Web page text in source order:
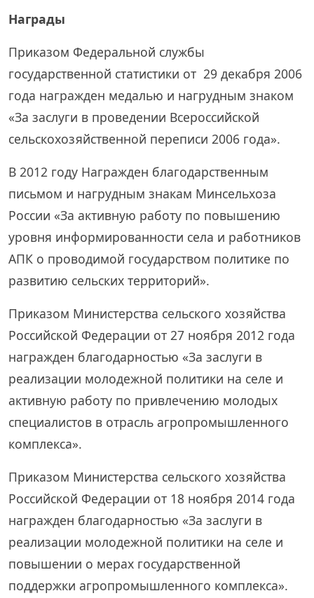
Награды
Приказом Федеральной службы
государственной статистики от 29 декабря 2006
года награжден медалью и нагрудным знаком
«За заслуги в проведении Всероссийской
сельскохозяйственной переписи 2006 года».
В 2012 году Награжден благодарственным
письмом и нагрудным знакам Минсельхоза
России «За активную работу по повышению
уровня информированности села и работников
АПК о проводимой государством политике по
развитию сельских территорий».
Приказом Министерства сельского хозяйства
Российской Федерации от 27 ноября 2012 года
награжден благодарностью «За заслуги в
реализации молодежной политики на селе и
активную работу по привлечению молодых
специалистов в отрасль агропромышленного
комплекса».
Приказом Министерства сельского хозяйства
Российской Федерации от 18 ноября 2014 года
награжден благодарностью «За заслуги в
реализации молодежной политики на селе и
повышении о мерах государственной
поддержки агропромышленного комплекса».